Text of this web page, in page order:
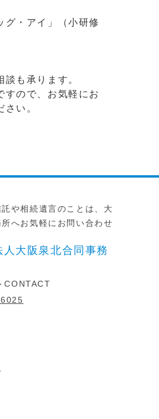
アイ」（小研修
談も承ります。
すので、お気軽にお
さい。
や相続遺言のことは、大
へお気軽にお問い合わせ
大阪泉北合同事務
CONTACT